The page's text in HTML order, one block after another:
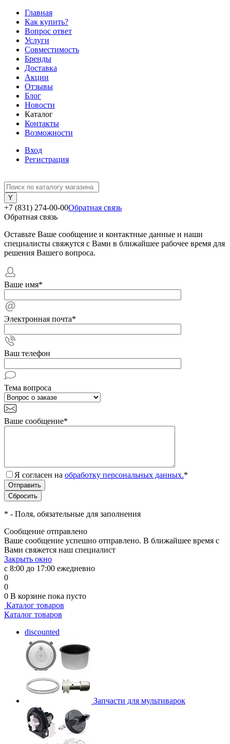
Главная
Как купить?
Вопрос ответ
Услуги
Совместимость
Бренды
Доставка
Акции
Отзывы
Блог
Новости
Каталог
Контакты
Возможности
Вход
Регистрация
+7 (831) 274-00-00Обратная связь
Обратная связь
Оставьте Ваше сообщение и контактные данные и наши
специалисты свяжутся с Вами в ближайшее рабочее время для
решения Вашего вопроса.
Ваше имя*
Электронная почта*
Ваш телефон
Тема вопроса
Ваше сообщение*
Я согласен на обработку персональных данных.*
* - Поля, обязательные для заполнения
Сообщение отправлено
Ваше сообщение успешно отправлено. В ближайшее время с
Вами свяжется наш специалист
Закрыть окно
с 8:00 до 17:00 ежедневно
0
0
0 В корзине пока пусто
Каталог товаров
Каталог товаров
discounted
Запчасти для мультиварок